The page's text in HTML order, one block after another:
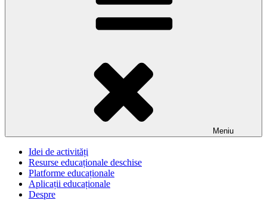
Meniu
Idei de activități
Resurse educaționale deschise
Platforme educaționale
Aplicații educaționale
Despre